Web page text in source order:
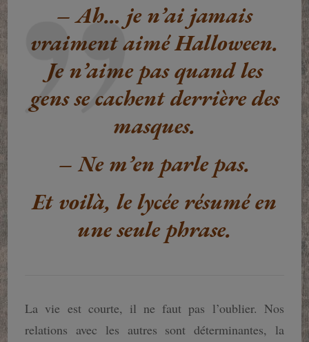
– Ah… je n’ai jamais
vraiment aimé Halloween.
Je n’aime pas quand les
gens se cachent derrière des
masques.
– Ne m’en parle pas.
Et voilà, le lycée résumé en
une seule phrase.
La vie est courte, il ne faut pas l’oublier. Nos
relations avec les autres sont déterminantes, la